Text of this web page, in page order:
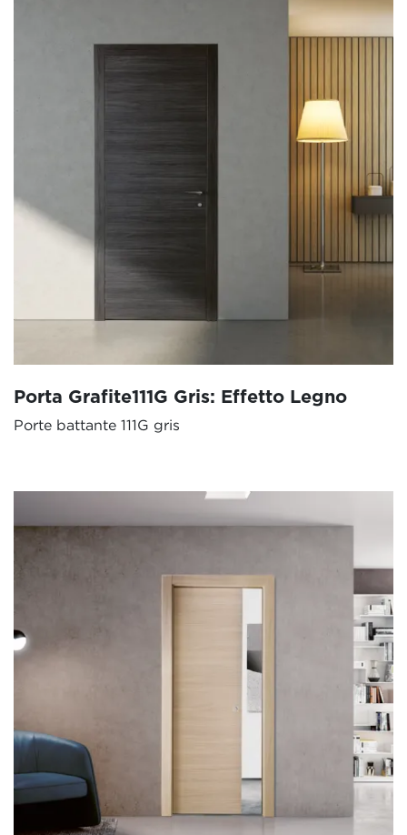
Porta Grafite111G Gris: Effetto Legno
Porte battante 111G gris